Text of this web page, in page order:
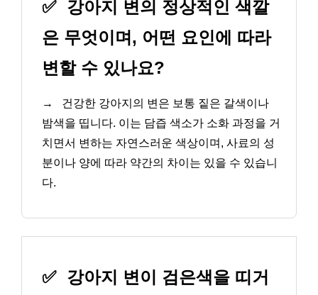
✅ 강아지 변의 정상적인 색깔
은 무엇이며, 어떤 요인에 따라
변할 수 있나요?
→
건강한 강아지의 변은 보통 짙은 갈색이나
밤색을 띱니다. 이는 담즙 색소가 소화 과정을 거
치면서 변하는 자연스러운 색상이며, 사료의 성
분이나 양에 따라 약간의 차이는 있을 수 있습니
다.
✅ 강아지 변이 검은색을 띠거